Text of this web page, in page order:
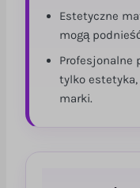
Estetyczne
mogą
Profesjonalne
tylko
marki.